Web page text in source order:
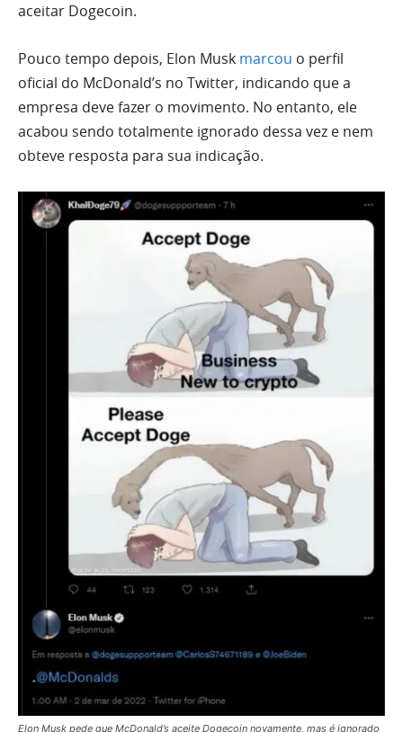
aceitar Dogecoin.
Pouco tempo depois, Elon Musk marcou o perfil
oficial do McDonald’s no Twitter, indicando que a
empresa deve fazer o movimento. No entanto, ele
acabou sendo totalmente ignorado dessa vez e nem
obteve resposta para sua indicação.
Elon Musk pede que McDonald’s aceite Dogecoin novamente, mas é ignorado